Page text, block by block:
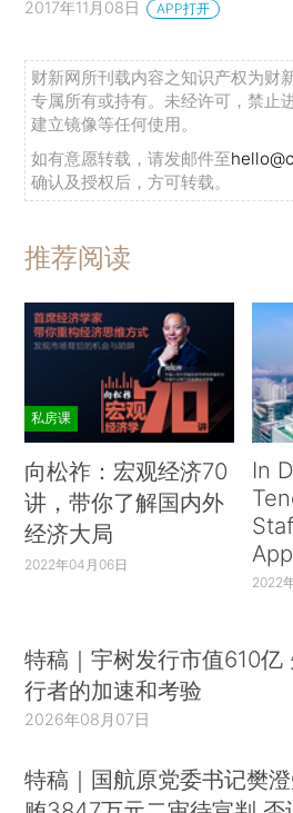
2017年11月08日 APP打开
财新网所刊载内容之知识产权为财
专属所有或持有。未经许可，禁止
建立镜像等任何使用。
如有意愿转载，请发邮件至
确认及授权后，方可转载。
推荐阅读
私房课
向松祚：宏观经济70
讲，带你了解国内外
经济大局
2022年04月06日
In
2022
特稿｜宇树发行市值610亿
行者的加速和考验
2026年08月07日
特稿｜国航原党委书记樊